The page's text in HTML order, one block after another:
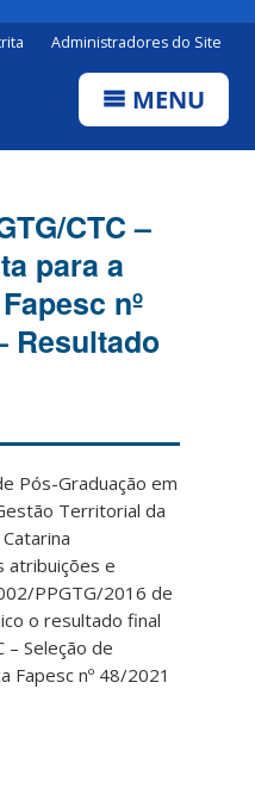
Administradores do Site
MENU
CTC –
para a
nº
Resultado
Pós-Graduação em
Territorial da
atribuições e
PPGTG/2016 de
o resultado final
Seleção de
Fapesc nº 48/2021